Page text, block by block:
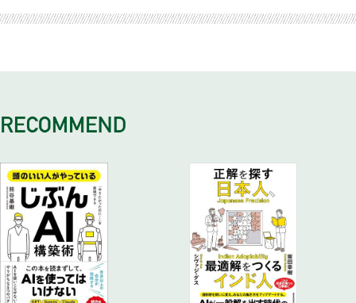
9 想像力で先読みする
10 下心を持たない
12 ほどよい距離感を保つ
17 本音で接する
18 好き嫌いを出さない
20 聞くときはじっと聞く
23 気難しい人とは感情で付き合わない
27 Give & Takeはしない
28 エンディングを気持ちよくする
30 相手が喜ぶプレゼントをする
34 余計なプレッシャーを抱えない
35 余計なことを言わない
37 キッパリと断る
41 計画性がある
42 決断が早い
44 準備はしても完璧は目指さない